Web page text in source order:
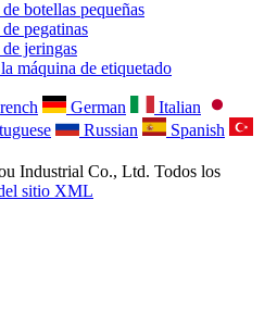
botellas pequeñas
pegatinas
jeringas
máquina de etiquetado
German
Italian
Russian
Spanish
Industrial Co., Ltd. Todos los
sitio XML